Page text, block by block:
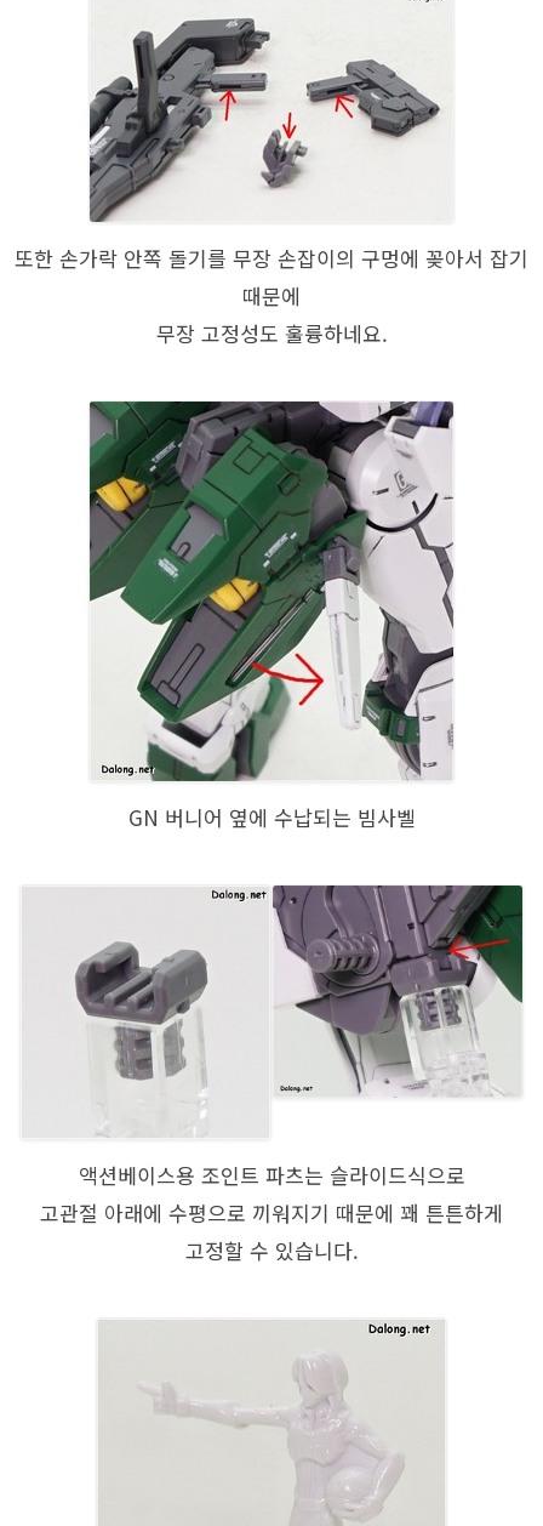
또한 손가락 안쪽 돌기를 무장 손잡이의 구멍에 꽂아서 잡기
때문에
무장 고정성도 훌륭하네요.
GN 버니어 옆에 수납되는 빔사벨
액션베이스용 조인트 파츠는 슬라이드식으로
고관절 아래에 수평으로 끼워지기 때문에 꽤 튼튼하게
고정할 수 있습니다.